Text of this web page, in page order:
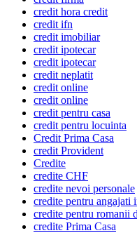
credit hora credit
credit ifn
credit imobiliar
credit ipotecar
credit ipotecar
credit neplatit
credit online
credit online
credit pentru casa
credit pentru locuinta
Credit Prima Casa
credit Provident
Credite
credite CHF
credite nevoi personale
credite pentru angajati
credite pentru romanii
credite Prima Casa